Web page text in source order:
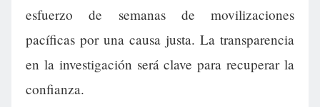
esfuerzo de semanas de movilizaciones
pacíficas por una causa justa. La transparencia
en la investigación será clave para recuperar la
confianza.